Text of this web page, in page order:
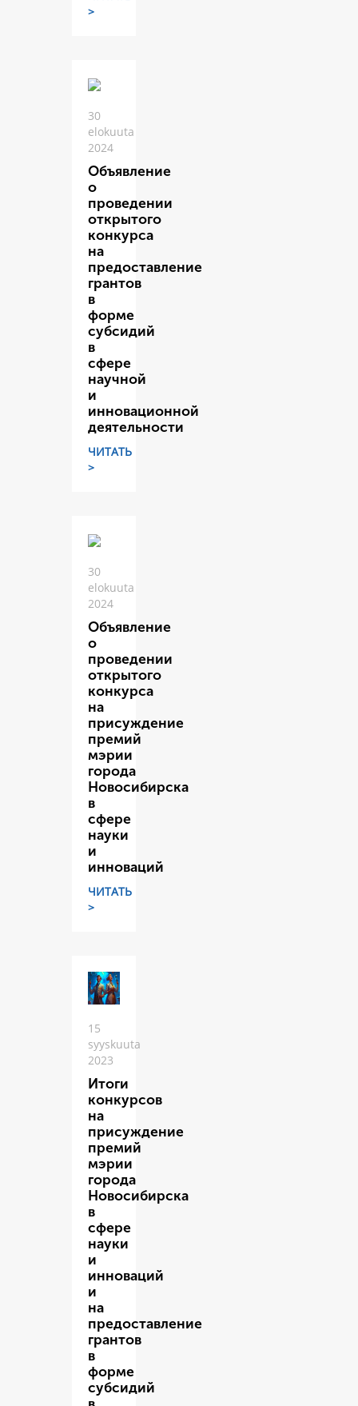
>
30
elokuuta
2024
Объявление
о
проведении
открытого
конкурса
на
предоставление
грантов
в
форме
субсидий
в
сфере
научной
и
инновационной
деятельности
ЧИТАТЬ
>
30
elokuuta
2024
Объявление
о
проведении
открытого
конкурса
на
присуждение
премий
мэрии
города
Новосибирска
в
сфере
науки
и
инноваций
ЧИТАТЬ
>
15
syyskuuta
2023
Итоги
конкурсов
на
присуждение
премий
мэрии
города
Новосибирска
в
сфере
науки
и
инноваций
и
на
предоставление
грантов
в
форме
субсидий